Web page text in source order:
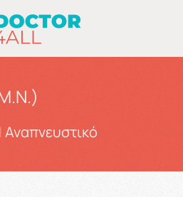
| Αναπνευστικό